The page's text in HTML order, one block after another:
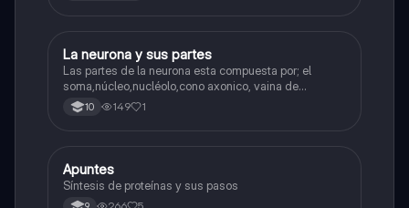
Biologia
La neurona y sus partes
Las partes de la neurona esta compuesta por; el
soma,núcleo,nucléolo,cono axonico, vaina de
mielina,celula schwan,núcleo de schwann,nódulo de
Ranvier,terminal axonico Arborizacion terminal, botón
10 149 1
Biologia
Apuntes
Síntesis de proteínas y sus pasos